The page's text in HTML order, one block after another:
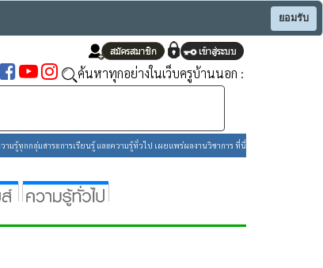
ยอมรับ
ค้นหาทุกอย่างในเว็บครูบ้านนอก :
มรู้ทุกกลุ่มสาระการเรียนรู้ และความรู้ทั่วไป เผยแพร่ผลงานวิชาการ ที่นี่